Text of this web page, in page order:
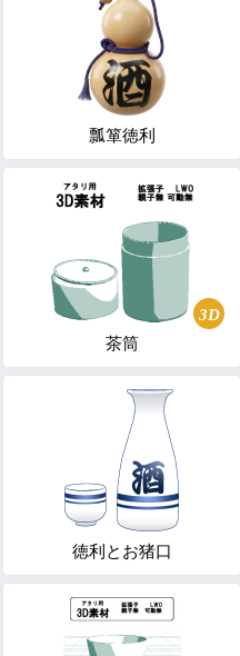
瓢箪徳利
3D
茶筒
徳利とお猪口